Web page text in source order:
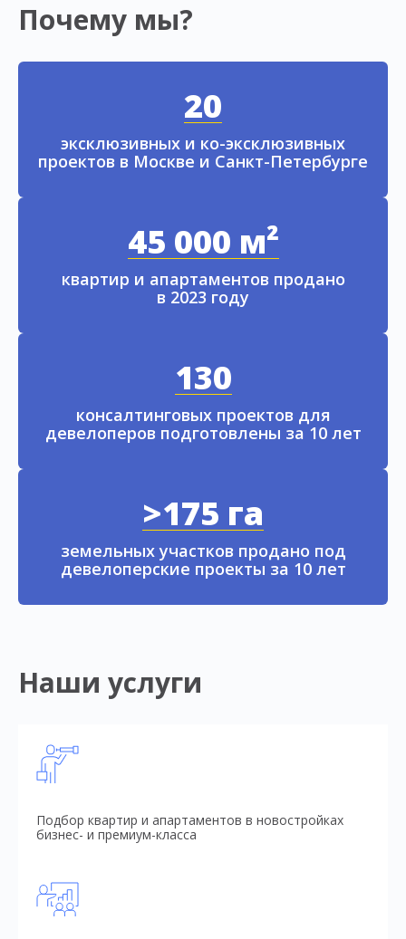
Почему мы?
20
эксклюзивных и ко-эксклюзивных
проектов в Москве и Санкт-Петербурге
45 000 м²
квартир и апартаментов продано
в 2023 году
130
консалтинговых проектов для
девелоперов подготовлены за 10 лет
>175 га
земельных участков продано под
девелоперские проекты за 10 лет
Наши услуги
Подбор квартир и апартаментов в новостройках
бизнес- и премиум-класса